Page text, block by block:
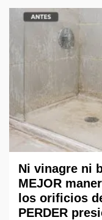
Ni vinagre ni
MEJOR
los orificios
PERDER